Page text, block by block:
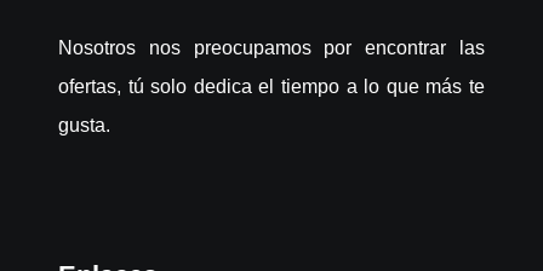
Nosotros nos preocupamos por encontrar las
ofertas, tú solo dedica el tiempo a lo que más te
gusta.